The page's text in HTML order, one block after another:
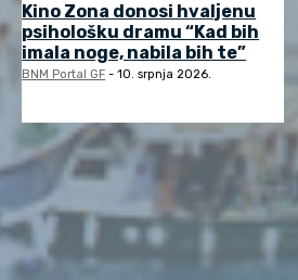
Kino Zona donosi hvaljenu
psihološku dramu “Kad bih
imala noge, nabila bih te”
BNM Portal GF - 10. srpnja 2026.